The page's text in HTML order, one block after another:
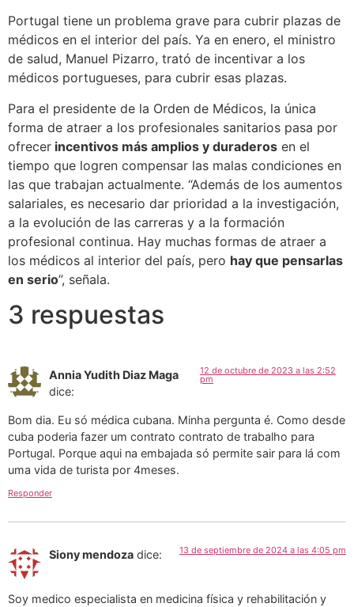
Portugal tiene un problema grave para cubrir plazas de
médicos en el interior del país. Ya en enero, el ministro
de salud, Manuel Pizarro, trató de incentivar a los
médicos portugueses, para cubrir esas plazas.
Para el presidente de la Orden de Médicos, la única
forma de atraer a los profesionales sanitarios pasa por
ofrecer incentivos más amplios y duraderos en el
tiempo que logren compensar las malas condiciones en
las que trabajan actualmente. “Además de los aumentos
salariales, es necesario dar prioridad a la investigación,
a la evolución de las carreras y a la formación
profesional continua. Hay muchas formas de atraer a
los médicos al interior del país, pero hay que pensarlas
en serio”, señala.
3 respuestas
Annia Yudith Diaz Maga
dice:
12 de octubre de 2023 a las 2:52
pm
Bom dia. Eu só médica cubana. Minha pergunta é. Como desde
cuba poderia fazer um contrato contrato de trabalho para
Portugal. Porque aqui na embajada só permite sair para lá com
uma vida de turista por 4meses.
Responder
Siony mendoza dice: 13 de septiembre de 2024 a las 4:05 pm
Soy medico especialista en medicina física y rehabilitación y